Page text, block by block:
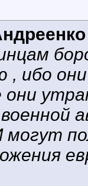
, ибо
могут